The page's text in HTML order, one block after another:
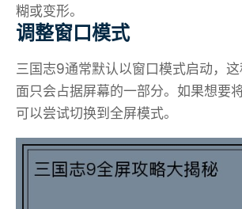
糊或变形。
调整窗口模式
三国志9通常默认以窗口模式启动，
面只会占据屏幕的一部分。如果想要
可以尝试切换到全屏模式。